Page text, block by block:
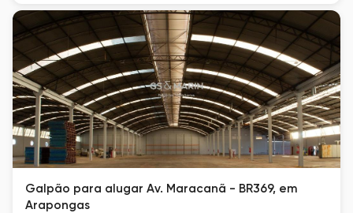
Galpão para alugar Av. Maracanã - BR369, em
Arapongas